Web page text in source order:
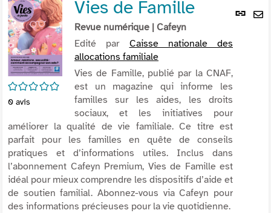
Lien
/5
0 avis
Vies de Famille
Revue numérique | Cafeyn
Edité par Caisse nationale des
allocations familiale
Vies de Famille, publié par la CNAF,
est un magazine qui informe les
familles sur les aides, les droits
sociaux, et les initiatives pour
améliorer la qualité de vie familiale. Ce titre est
parfait pour les familles en quête de conseils
pratiques et d’informations utiles. Inclus dans
l’abonnement Cafeyn Premium, Vies de Famille est
idéal pour mieux comprendre les dispositifs d’aide et
de soutien familial. Abonnez-vous via Cafeyn pour
des informations précieuses pour la vie quotidienne.